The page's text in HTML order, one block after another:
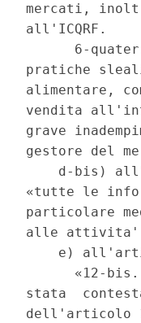
mercati,
all'ICQRF.
6-
pratiche
alimentare,
vendita
grave
gestore del
d-bis)
«tutte le
particolare
alle attivita'
e)
«12-
stata
dell'articolo